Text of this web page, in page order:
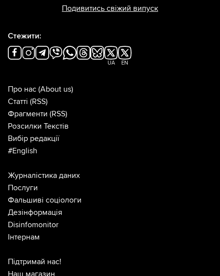
Подивитись свіжий випуск
Стежити:
UA EN
Про нас (About us)
Статті (RSS)
Фрагменти (RSS)
Розсилки Текстів
Вибір редакції
#English
Журналістика даних
Послуги
Фальшиві соціологи
Дезінформація
Disinfomonitor
Інтернам
Підтримай нас!
Наш магазин